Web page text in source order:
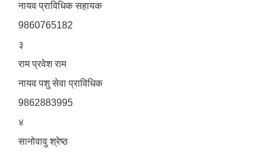
नायव प्राविधिक सहायक
9860765182
३
राम प्रवेश राम
नायव पशु सेवा प्राविधिक
9862883995
४
सानोवावु श्रेष्ठ